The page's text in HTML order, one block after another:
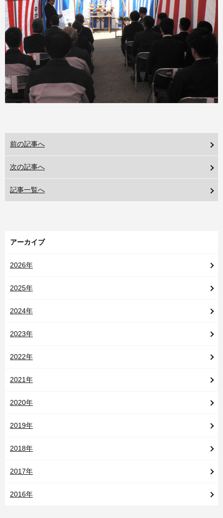
前の記事へ
次の記事へ
記事一覧へ
アーカイブ
2026年
2025年
2024年
2023年
2022年
2021年
2020年
2019年
2018年
2017年
2016年